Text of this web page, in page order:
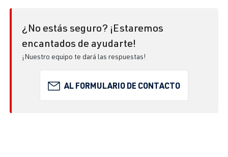
¿No estás seguro? ¡Estaremos
encantados de ayudarte!
¡Nuestro equipo te dará las respuestas!
AL FORMULARIO DE CONTACTO